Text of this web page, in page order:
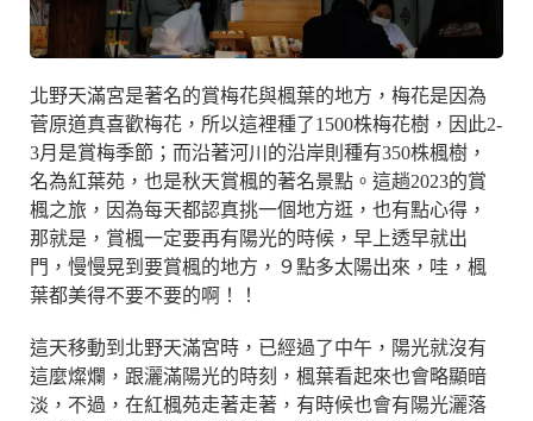
北野天滿宮是著名的賞梅花與楓葉的地方，梅花是因為
菅原道真喜歡梅花，所以這裡種了1500株梅花樹，因此2-
3月是賞梅季節；而沿著河川的沿岸則種有350株楓樹，
名為紅葉苑，也是秋天賞楓的著名景點。這趟2023的賞
楓之旅，因為每天都認真挑一個地方逛，也有點心得，
那就是，賞楓一定要再有陽光的時候，早上透早就出
門，慢慢晃到要賞楓的地方，９點多太陽出來，哇，楓
葉都美得不要不要的啊！！
這天移動到北野天滿宮時，已經過了中午，陽光就沒有
這麼燦爛，跟灑滿陽光的時刻，楓葉看起來也會略顯暗
淡，不過，在紅楓苑走著走著，有時候也會有陽光灑落